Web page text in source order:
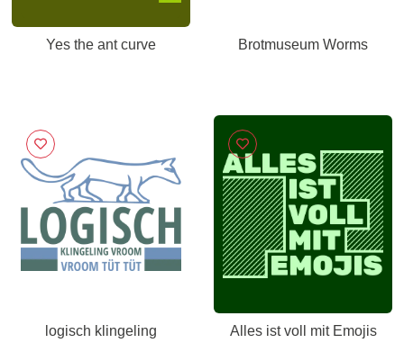
Yes the ant curve Brotmuseum Worms
logisch klingeling
Alles ist voll mit Emojis